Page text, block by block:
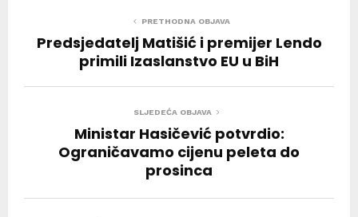
PRETHODNA OBJAVA
Predsjedatelj Matišić i premijer Lendo
primili Izaslanstvo EU u BiH
SLJEDEĆA OBJAVA
Ministar Hasičević potvrdio:
Ograničavamo cijenu peleta do
prosinca